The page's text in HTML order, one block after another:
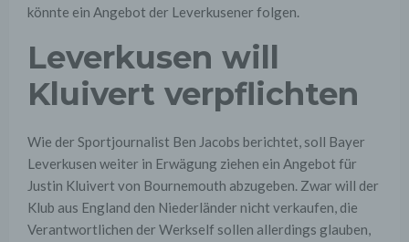
könnte ein Angebot der Leverkusener folgen.
Leverkusen will
Kluivert verpflichten
Wie der Sportjournalist Ben Jacobs berichtet, soll Bayer
Leverkusen weiter in Erwägung ziehen ein Angebot für
Justin Kluivert von Bournemouth abzugeben. Zwar will der
Klub aus England den Niederländer nicht verkaufen, die
Verantwortlichen der Werkself sollen allerdings glauben,